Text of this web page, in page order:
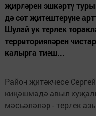
җирләрен эшкәртү
дә сөт җитештерүне
Шулай ук терлек
территорияләрен
калырга тиеш...
Район җитәкчесе
киңәшмәдә авыл
мәсьәләләр - терлек